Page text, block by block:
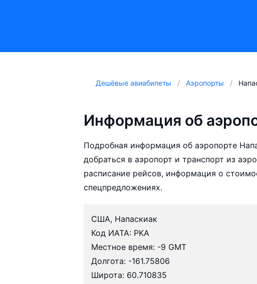
Дешёвые авиабилеты Аэропорты
Информация об
Подробная информация об аэропорте
добраться в аэропорт и транспорт из
расписание рейсов, информация о
спецпредложениях.
США, Напаскиак
Код ИАТА: PKA
Местное время: -9 GMT
Долгота: -161.75806
Широта: 60.710835